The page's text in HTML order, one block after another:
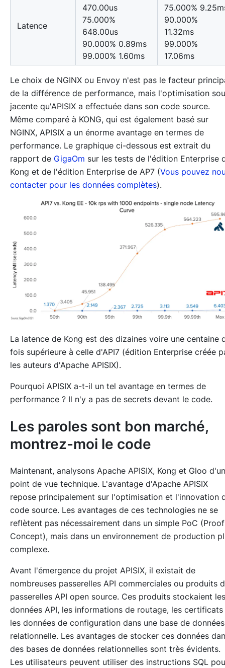
Latence
470.00us
75.000%
648.00us
90.000% 0.89ms
99.000% 1.60ms
75.000%
90.000%
11.32ms
99.000%
17.06ms
Le choix de NGINX ou Envoy n'est pas le facteur
de la différence de performance, mais l'optimisation
jacente qu'APISIX a effectuée dans son code source.
Même comparé à KONG, qui est également basé sur
NGINX, APISIX a un énorme avantage en termes de
performance. Le graphique ci-dessous est extrait du
rapport de GigaOm sur les tests de l'édition Enterprise
Kong et de l'édition Enterprise de AP7 (Vous pouvez
contacter pour les données complètes).
La latence de Kong est des dizaines voire une centaine
fois supérieure à celle d'API7 (édition Enterprise créée
les auteurs d'Apache APISIX).
Pourquoi APISIX a-t-il un tel avantage en termes de
performance ? Il n'y a pas de secrets devant le code.
Les paroles sont bon marché,
montrez-moi le code
Maintenant, analysons Apache APISIX, Kong et Gloo d'un
point de vue technique. L'avantage d'Apache APISIX
repose principalement sur l'optimisation et l'innovation
code source. Les avantages de ces technologies ne se
reflètent pas nécessairement dans un simple PoC
Concept), mais dans un environnement de production
complexe.
Avant l'émergence du projet APISIX, il existait de
nombreuses passerelles API commerciales ou produits
passerelles API open source. Ces produits stockaient les
données API, les informations de routage, les
les données de configuration dans une base de données
relationnelle. Les avantages de stocker ces données
des bases de données relationnelles sont très évidents.
Les utilisateurs peuvent utiliser des instructions SQL